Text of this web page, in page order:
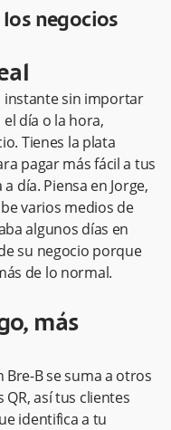
los negocios
instante sin importar
día o la hora,
Tienes la plata
pagar más fácil a tus
día. Piensa en Jorge,
varios medios de
algunos días en
su negocio porque
de lo normal.
más
Bre-B se suma a otros
así tus clientes
identifica a tu